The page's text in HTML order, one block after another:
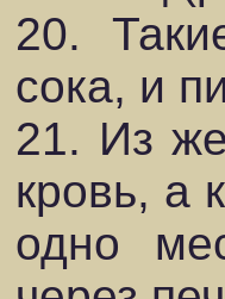
20.
сока, и
21. Из
кровь, а
одно